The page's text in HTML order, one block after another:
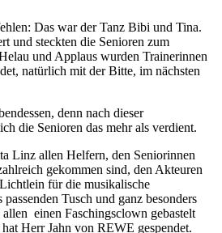
Das war der Tanz Bibi und Tina.
und steckten die Senioren zum
und Applaus wurden Trainerinnen
natürlich mit der Bitte, im nächsten
denn nach dieser
die Senioren das mehr als verdient.
Linz allen Helfern, den Seniorinnen
gekommen sind, den Akteuren
für die musikalische
Tusch und ganz besonders
einen Faschingsclown gebastelt
Herr Jahn von REWE gespendet.